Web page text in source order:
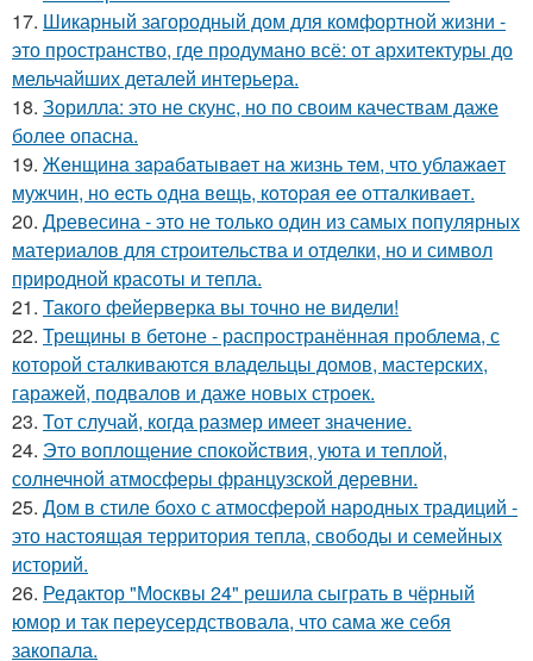
17. Шикарный загородный дом для комфортной жизни -
это пространство, где продумано всё: от архитектуры до
мельчайших деталей интерьера.
18. Зорилла: это не скунс, но по своим качествам даже
более опасна.
19. Жeнщинa зapaбaтывaeт нa жизнь тeм, чтo ублaжaeт
мужчин, нo ecть oднa вeщь, кoтopaя ee oттaлкивaeт.
20. Древесина - это не только один из самых популярных
материалов для строительства и отделки, но и символ
природной красоты и тепла.
21. Такого фейерверка вы точно не видели!
22. Трещины в бетоне - распространённая проблема, с
которой сталкиваются владельцы домов, мастерских,
гаражей, подвалов и даже новых строек.
23. Тот случай, когда размер имеет значение.
24. Это воплощение спокойствия, уюта и теплой,
солнечной атмосферы французской деревни.
25. Дом в стиле бохо с атмосферой народных традиций -
это настоящая территория тепла, свободы и семейных
историй.
26. Редактор "Москвы 24" решила сыграть в чёрный
юмор и так переусердствовала, что сама же себя
закопала.